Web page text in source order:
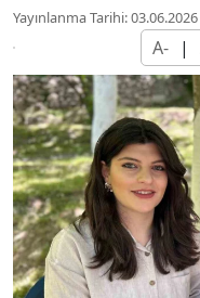
Yayınlanma Tarihi:
A- |